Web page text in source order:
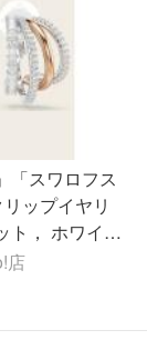
「スワロフス
ップイヤリ
ト， ホワイ
上げ レディ
店